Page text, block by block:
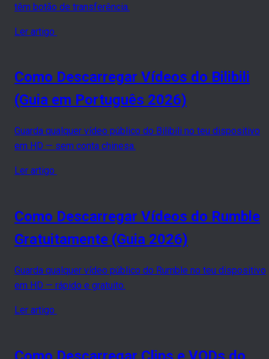
têm botão de transferência.
Ler artigo
Como Descarregar Vídeos do Bilibili
(Guia em Português 2026)
Guarda qualquer vídeo público do Bilibili no teu dispositivo
em HD — sem conta chinesa.
Ler artigo
Como Descarregar Vídeos do Rumble
Gratuitamente (Guia 2026)
Guarda qualquer vídeo público do Rumble no teu dispositivo
em HD — rápido e gratuito.
Ler artigo